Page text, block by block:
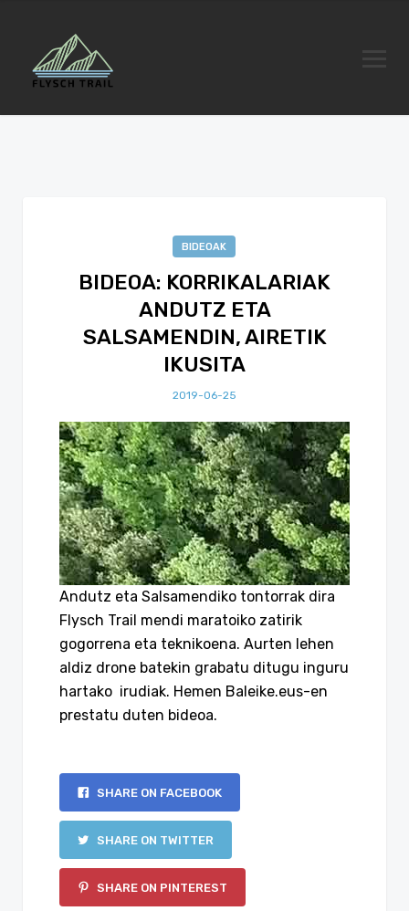
BIDEOAK
BIDEOA: KORRIKALARIAK
ANDUTZ ETA
SALSAMENDIN, AIRETIK
IKUSITA
2019-06-25
Andutz eta Salsamendiko tontorrak dira
Flysch Trail mendi maratoiko zatirik
gogorrena eta teknikoena. Aurten lehen
aldiz drone batekin grabatu ditugu inguru
hartako irudiak. Hemen Baleike.eus-en
prestatu duten bideoa.
SHARE ON FACEBOOK
SHARE ON TWITTER
SHARE ON PINTEREST